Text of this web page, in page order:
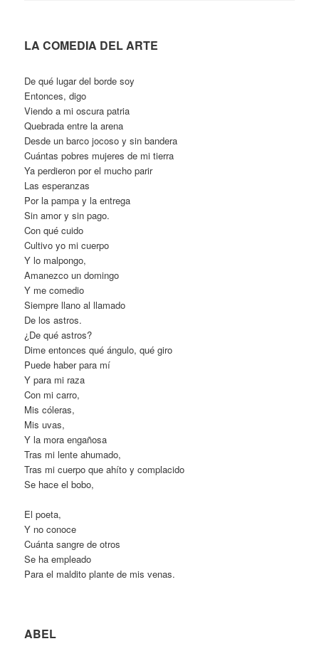
LA COMEDIA DEL ARTE
De qué lugar del borde soy
Entonces, digo
Viendo a mi oscura patria
Quebrada entre la arena
Desde un barco jocoso y sin bandera
Cuántas pobres mujeres de mi tierra
Ya perdieron por el mucho parir
Las esperanzas
Por la pampa y la entrega
Sin amor y sin pago.
Con qué cuido
Cultivo yo mi cuerpo
Y lo malpongo,
Amanezco un domingo
Y me comedio
Siempre llano al llamado
De los astros.
¿De qué astros?
Dime entonces qué ángulo, qué giro
Puede haber para mí
Y para mi raza
Con mi carro,
Mis cóleras,
Mis uvas,
Y la mora engañosa
Tras mi lente ahumado,
Tras mi cuerpo que ahíto y complacido
Se hace el bobo,
El poeta,
Y no conoce
Cuánta sangre de otros
Se ha empleado
Para el maldito plante de mis venas.
ABEL